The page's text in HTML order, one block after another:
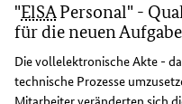
"ElSAPersonal" -
für die neuen
Die vollelektronische Akte -
technische Prozesse